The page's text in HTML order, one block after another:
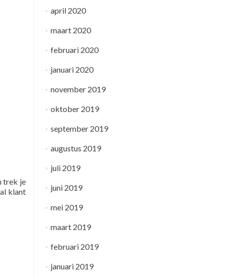
trek je
klant
april 2020
maart 2020
februari 2020
januari 2020
november 2019
oktober 2019
september 2019
augustus 2019
juli 2019
juni 2019
mei 2019
maart 2019
februari 2019
januari 2019